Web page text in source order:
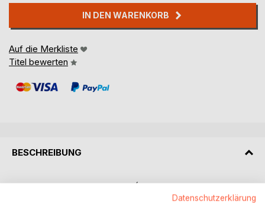
IN DEN WARENKORB
Auf die Merkliste
Titel bewerten
BESCHREIBUNG
**ESTE LIBRO NO ES UN ORÁCULO.**
Datenschutzerklärung